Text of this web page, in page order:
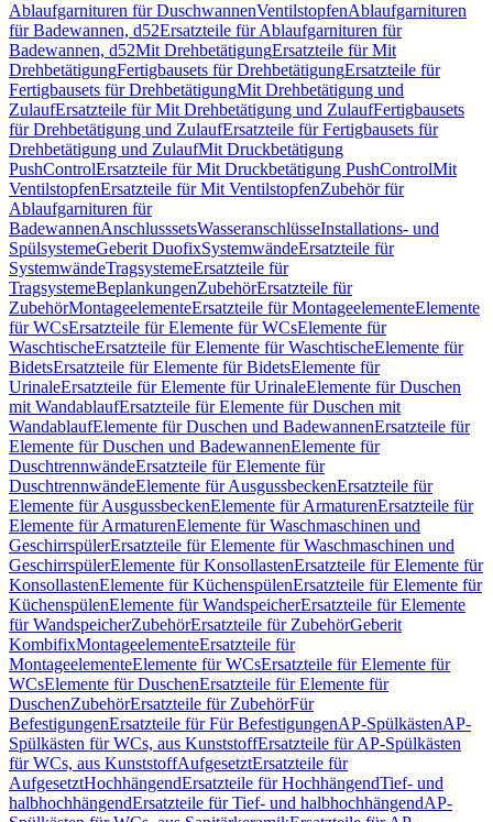
Ablaufgarnituren für DuschwannenVentilstopfenAblaufgarnituren
für Badewannen, d52Ersatzteile für Ablaufgarnituren für
Badewannen, d52Mit DrehbetätigungErsatzteile für Mit
DrehbetätigungFertigbausets für DrehbetätigungErsatzteile für
Fertigbausets für DrehbetätigungMit Drehbetätigung und
ZulaufErsatzteile für Mit Drehbetätigung und ZulaufFertigbausets
für Drehbetätigung und ZulaufErsatzteile für Fertigbausets für
Drehbetätigung und ZulaufMit Druckbetätigung
PushControlErsatzteile für Mit Druckbetätigung PushControlMit
VentilstopfenErsatzteile für Mit VentilstopfenZubehör für
Ablaufgarnituren für
BadewannenAnschlusssetsWasseranschlüsseInstallations- und
SpülsystemeGeberit DuofixSystemwändeErsatzteile für
SystemwändeTragsystemeErsatzteile für
TragsystemeBeplankungenZubehörErsatzteile für
ZubehörMontageelementeErsatzteile für MontageelementeElemente
für WCsErsatzteile für Elemente für WCsElemente für
WaschtischeErsatzteile für Elemente für WaschtischeElemente für
BidetsErsatzteile für Elemente für BidetsElemente für
UrinaleErsatzteile für Elemente für UrinaleElemente für Duschen
mit WandablaufErsatzteile für Elemente für Duschen mit
WandablaufElemente für Duschen und BadewannenErsatzteile für
Elemente für Duschen und BadewannenElemente für
DuschtrennwändeErsatzteile für Elemente für
DuschtrennwändeElemente für AusgussbeckenErsatzteile für
Elemente für AusgussbeckenElemente für ArmaturenErsatzteile für
Elemente für ArmaturenElemente für Waschmaschinen und
GeschirrspülerErsatzteile für Elemente für Waschmaschinen und
GeschirrspülerElemente für KonsollastenErsatzteile für Elemente für
KonsollastenElemente für KüchenspülenErsatzteile für Elemente für
KüchenspülenElemente für WandspeicherErsatzteile für Elemente
für WandspeicherZubehörErsatzteile für ZubehörGeberit
KombifixMontageelementeErsatzteile für
MontageelementeElemente für WCsErsatzteile für Elemente für
WCsElemente für DuschenErsatzteile für Elemente für
DuschenZubehörErsatzteile für ZubehörFür
BefestigungenErsatzteile für Für BefestigungenAP-SpülkästenAP-
Spülkästen für WCs, aus KunststoffErsatzteile für AP-Spülkästen
für WCs, aus KunststoffAufgesetztErsatzteile für
AufgesetztHochhängendErsatzteile für HochhängendTief- und
halbhochhängendErsatzteile für Tief- und halbhochhängendAP-